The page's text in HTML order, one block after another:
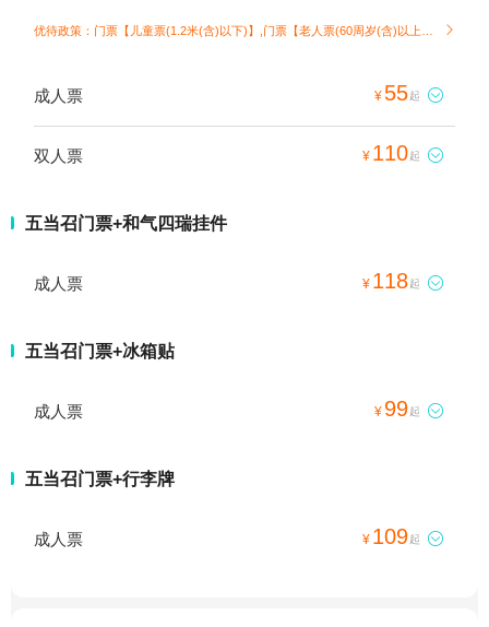

成人票 ¥ 55起 
双人票 ¥ 110起 
五当召门票+和气四瑞挂件
成人票 ¥ 118起 
五当召门票+冰箱贴
成人票 ¥ 99起 
五当召门票+行李牌
成人票 ¥ 109起 